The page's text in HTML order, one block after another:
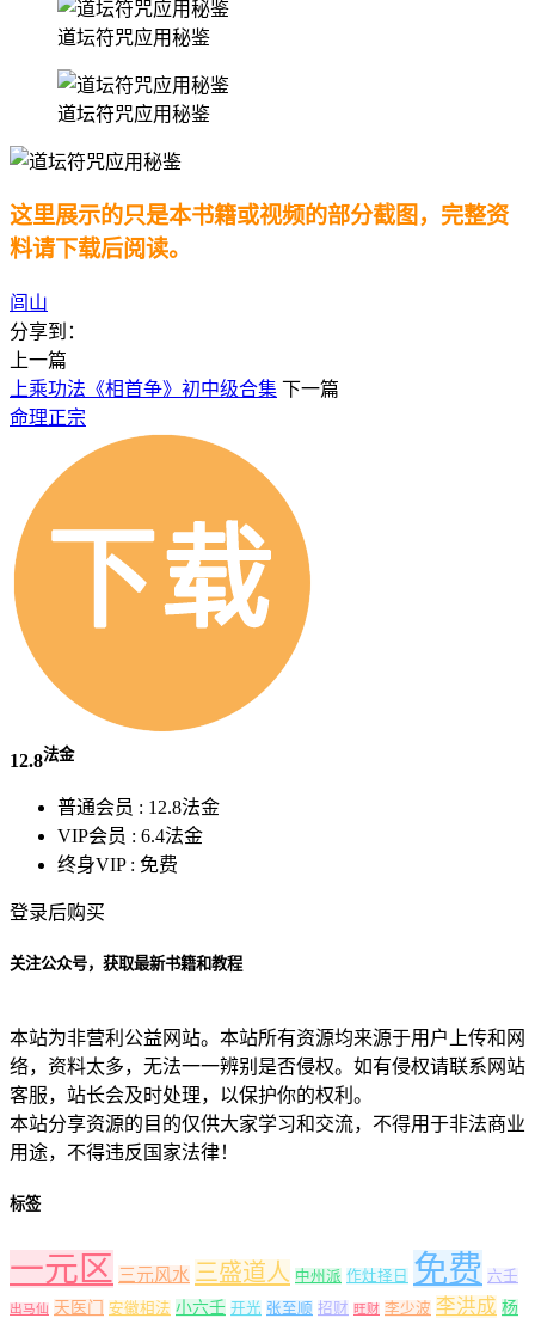
道坛符咒应用秘鉴
道坛符咒应用秘鉴
这里展示的只是本书籍或视频的部分截图，完整资
料请下载后阅读。
闾山
分享到：
上一篇
上乘功法《相首争》初中级合集 下一篇
命理正宗
12.8法金
普通会员 : 12.8法金
VIP会员 : 6.4法金
终身VIP : 免费
登录后购买
关注公众号，获取最新书籍和教程
本站为非营利公益网站。本站所有资源均来源于用户上传和网
络，资料太多，无法一一辨别是否侵权。如有侵权请联系网站
客服，站长会及时处理，以保护你的权利。
本站分享资源的目的仅供大家学习和交流，不得用于非法商业
用途，不得违反国家法律！
标签
一元区 三元风水 三盛道人 中州派 作灶择日 免费 六壬
出马仙 天医门 安徽相法 小六壬 开光 张至顺 招财 旺财 李少波 李洪成 杨